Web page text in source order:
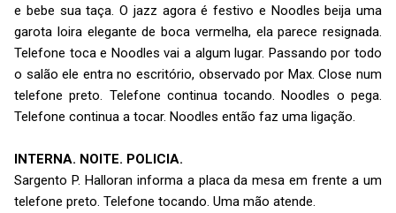
e bebe sua taça. O jazz agora é festivo e Noodles beija uma
garota loira elegante de boca vermelha, ela parece resignada.
Telefone toca e Noodles vai a algum lugar. Passando por todo
o salão ele entra no escritório, observado por Max. Close num
telefone preto. Telefone continua tocando. Noodles o pega.
Telefone continua a tocar. Noodles então faz uma ligação.
INTERNA. NOITE. POLICIA.
Sargento P. Halloran informa a placa da mesa em frente a um
telefone preto. Telefone tocando. Uma mão atende.